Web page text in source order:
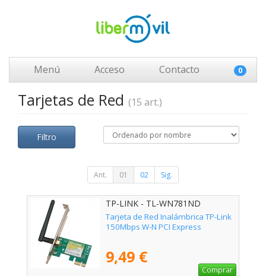
Menú Acceso Contacto 0
Tarjetas de Red (15 art.)
Filtro
Ant. 01 02 Sig.
TP-LINK - TL-WN781ND
Tarjeta de Red Inalámbrica TP-Link
150Mbps W-N PCI Express
9,49 €
Comprar